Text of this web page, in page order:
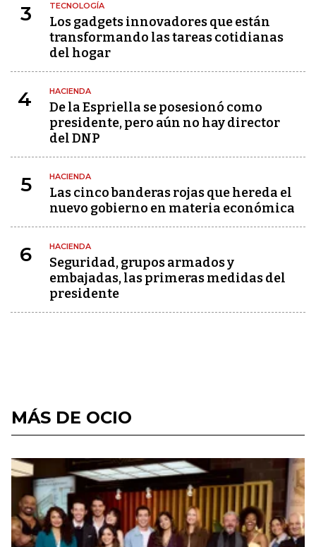
3 TECNOLOGÍA
Los gadgets innovadores que están
transformando las tareas cotidianas
del hogar
4 HACIENDA
De la Espriella se posesionó como
presidente, pero aún no hay director
del DNP
5 HACIENDA
Las cinco banderas rojas que hereda el
nuevo gobierno en materia económica
6 HACIENDA
Seguridad, grupos armados y
embajadas, las primeras medidas del
presidente
MÁS DE OCIO